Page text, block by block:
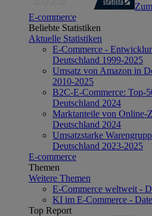
E-commerce
Beliebte Statistiken
Aktuelle Statistiken
E-Commerce -
Deutschland 1999-2025
Umsatz von Amazon in
2010-2025
B2C-E-Commerce: Top-
Deutschland 2024
Marktanteile von Online-
Deutschland 2024
Umsatzstarke
Deutschland 2023-2025
E-commerce
Themen
Weitere Themen
E-Commerce weltweit -
KI im E-Commerce -
Top Report